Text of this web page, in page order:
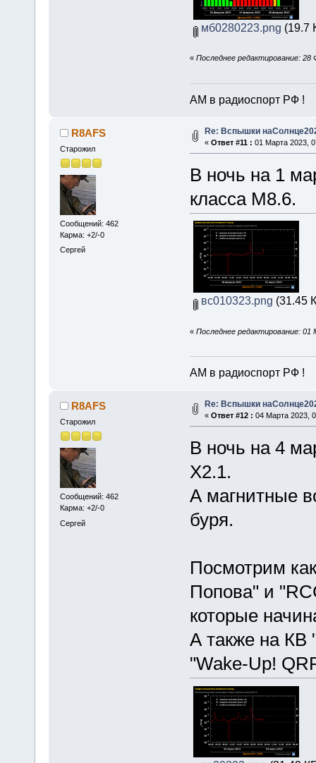
мб0280223.png (19.7
« Последнее редактирование: 28
АМ в радиоспорт РФ !
R8AFS
Старожил
Сообщений: 462
Карма: +2/-0
Сергей
Re: Вспышки
« Ответ #11 : 01 Марта 2023,
В ночь на 1
класса М8.6.
вс010323.png (31.45
« Последнее редактирование:
АМ в радиоспорт РФ !
R8AFS
Старожил
Сообщений: 462
Карма: +2/-0
Сергей
Re: Вспышки
« Ответ #12 : 04 Марта 2023,
В ночь на 4
Х2.1.
А магнитные
буря.
Посмотрим
Попова" и
которые
А также на КВ
"Wake-Up!